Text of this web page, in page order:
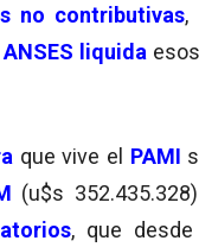
no contributivas,
ANSES liquida esos
que vive el PAMI
(u$s
, que